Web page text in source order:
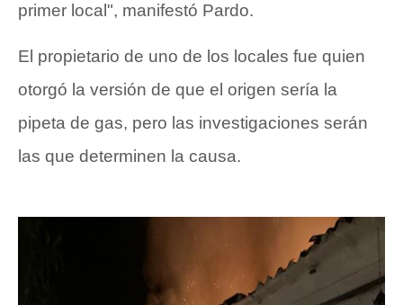
primer local", manifestó Pardo.
El propietario de uno de los locales fue quien
otorgó la versión de que el origen sería la
pipeta de gas, pero las investigaciones serán
las que determinen la causa.